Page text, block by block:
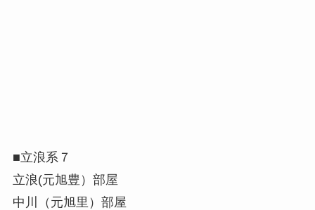
■立浪系７
立浪(元旭豊）部屋
中川（元旭里）部屋